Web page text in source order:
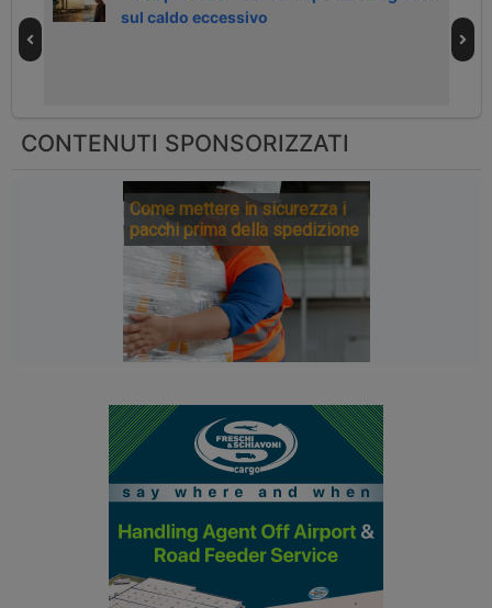
sul caldo eccessivo
CONTENUTI SPONSORIZZATI
Come mettere in sicurezza i
pacchi prima della spedizione